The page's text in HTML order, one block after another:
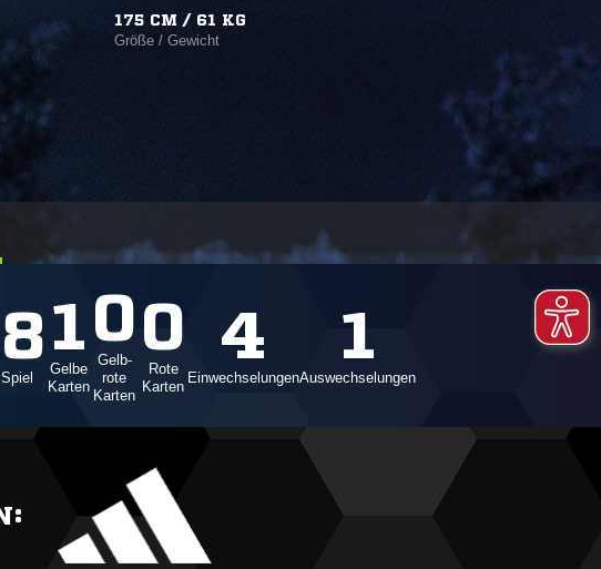
175 CM / 61 KG
Größe / Gewicht
1
Gelbe
Karten
0
Gelb-
rote
Karten
0
Rote
Karten
4
Einwechselungen
1
Auswechselungen